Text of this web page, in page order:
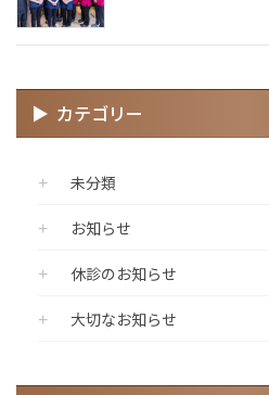
カテゴリー
未分類
お知らせ
休診のお知らせ
大切なお知らせ